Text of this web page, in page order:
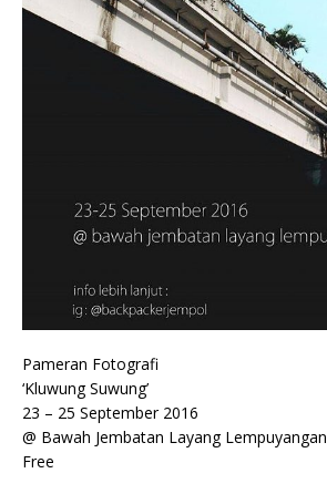
Pameran Fotografi
‘Kluwung Suwung’
23 – 25 September 2016
@ Bawah Jembatan Layang Lempuyangan
Free